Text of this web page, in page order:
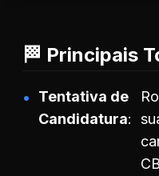
🏁 Principais
Tentativa de
Candidatura